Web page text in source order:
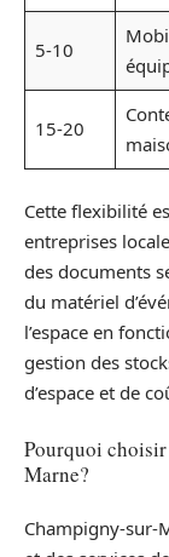
5-10
15-20
Cette flexibilité
entreprises
des documents
du matériel
l’espace en
gestion des
d’espace et de
Pourquoi
Marne?
Champigny-sur-